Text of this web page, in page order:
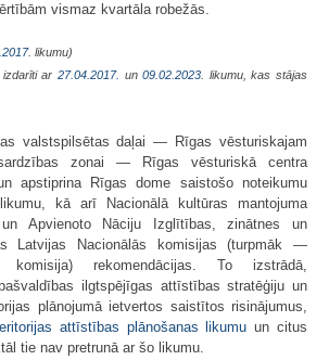
vismaz kvartāla robežās.
. likumu)
ar 27.04.2017. un09.02.2023 . likumu, kas stājas
valstspilsētas daļai — Rīgas vēsturiskajam
zonai — Rīgas vēsturiskā centra
apstiprina Rīgas dome saistošo noteikumu
kā arī Nacionālā kultūras mantojuma
Apvienoto Nāciju Izglītības, zinātnes un
Latvijas Nacionālās komisijas (turpmāk —
komisija) rekomendācijas. To izstrādā,
ilgtspējīgas attīstības stratēģiju un
plānojumā ietvertos saistītos risinājumus,
attīstības plānošanas likumu un citus
tie nav pretrunā ar šo likumu.